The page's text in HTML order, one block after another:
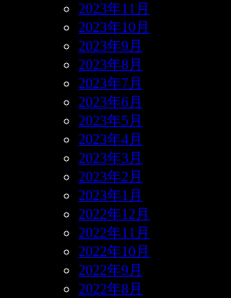
2023年11月
2023年10月
2023年9月
2023年8月
2023年7月
2023年6月
2023年5月
2023年4月
2023年3月
2023年2月
2023年1月
2022年12月
2022年11月
2022年10月
2022年9月
2022年8月